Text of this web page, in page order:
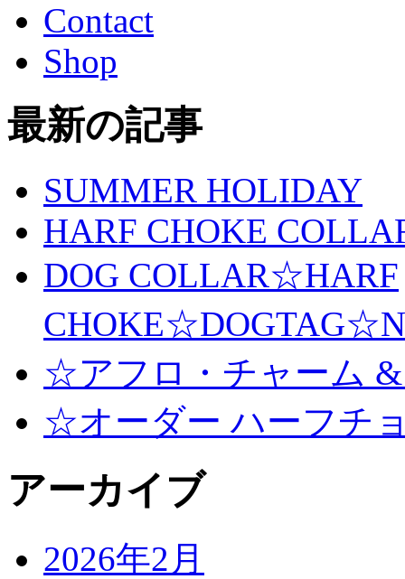
Contact
Shop
最新の記事
SUMMER HOLIDAY
HARF CHOKE
DOG COLLAR☆HARF
☆アフロ・チャーム
☆オーダー ハーフチ
アーカイブ
2026年2月